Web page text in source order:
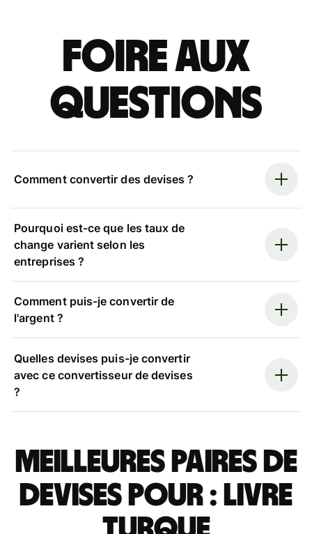
Foire aux
questions
Comment convertir des devises ?
Pourquoi est-ce que les taux de
change varient selon les
entreprises ?
Comment puis-je convertir de
l'argent ?
Quelles devises puis-je convertir
avec ce convertisseur de devises
?
Meilleures paires de
devises pour : livre